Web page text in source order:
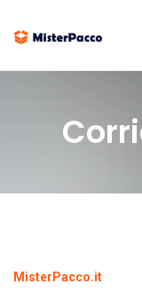
MisterPacco.it